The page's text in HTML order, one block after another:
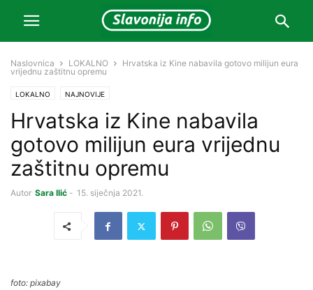
Naslovnica LOKALNO
Hrvatska iz Kine nabavila gotovo milijun eura
vrijednu zaštitnu opremu
LOKALNO NAJNOVIJE
Hrvatska iz Kine nabavila
gotovo milijun eura vrijednu
zaštitnu opremu
Autor Sara Ilić - 15. siječnja 2021.
foto: pixabay